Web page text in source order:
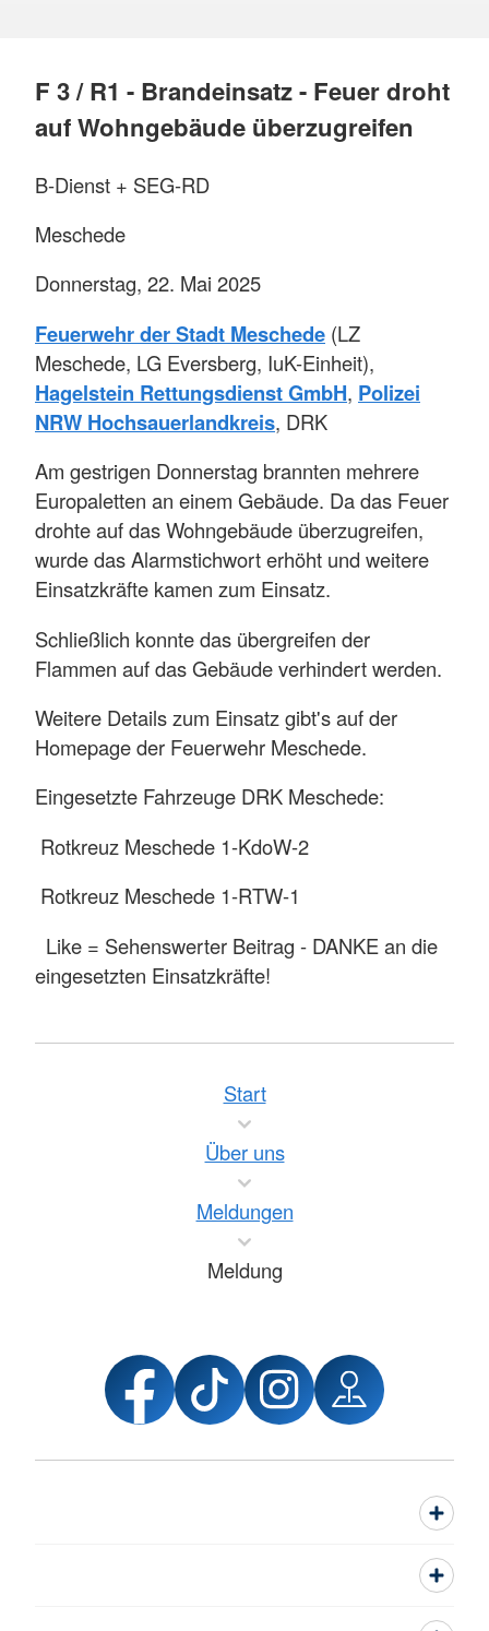
F 3 / R1 - Brandeinsatz - Feuer droht
auf Wohngebäude überzugreifen
B-Dienst + SEG-RD
Meschede
Donnerstag, 22. Mai 2025
Feuerwehr der Stadt Meschede (LZ
Meschede, LG Eversberg, IuK-Einheit),
Hagelstein Rettungsdienst GmbH, Polizei
NRW Hochsauerlandkreis, DRK
Am gestrigen Donnerstag brannten mehrere
Europaletten an einem Gebäude. Da das Feuer
drohte auf das Wohngebäude überzugreifen,
wurde das Alarmstichwort erhöht und weitere
Einsatzkräfte kamen zum Einsatz.
Schließlich konnte das übergreifen der
Flammen auf das Gebäude verhindert werden.
Weitere Details zum Einsatz gibt's auf der
Homepage der Feuerwehr Meschede.
Eingesetzte Fahrzeuge DRK Meschede:
Rotkreuz Meschede 1-KdoW-2
Rotkreuz Meschede 1-RTW-1
Like = Sehenswerter Beitrag - DANKE an die
eingesetzten Einsatzkräfte!
Start
Über uns
Meldungen
Meldung